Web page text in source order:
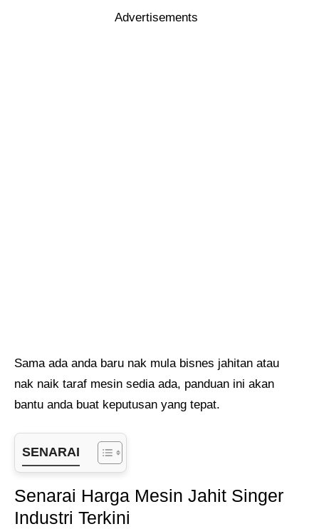
Advertisements
Sama ada anda baru nak mula bisnes jahitan atau
nak naik taraf mesin sedia ada, panduan ini akan
bantu anda buat keputusan yang tepat.
SENARAI
Senarai Harga Mesin Jahit Singer
Industri Terkini